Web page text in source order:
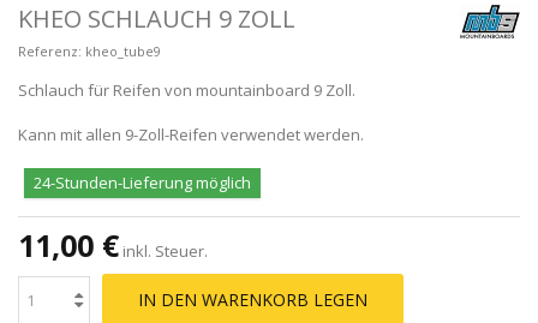
KHEO SCHLAUCH 9 ZOLL
Referenz: kheo_tube9
Schlauch für Reifen von mountainboard 9 Zoll.
Kann mit allen 9-Zoll-Reifen verwendet werden.
24-Stunden-Lieferung möglich
11,00 € inkl. Steuer.
IN DEN WARENKORB LEGEN